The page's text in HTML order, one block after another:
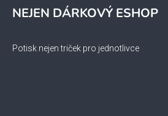
NEJEN DÁRKOVÝ ESHOP
Potisk nejen triček pro jednotlivce